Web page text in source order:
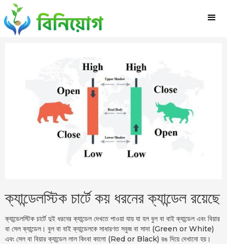
ক্যান্ডেলস্টিক চার্টে কয় ধরনের ক্যান্ডেল রয়েছে
ক্যান্ডেলস্টিক চার্টে দুই ধরনের ক্যান্ডেল দেখতে পাওয়া যায় যা হল বুল বা বাই ক্যান্ডেল এবং বিয়ার
বা সেল ক্যান্ডেল। বুল বা বাই ক্যান্ডেলকে সাধারণত সবুজ বা সাদা (Green or White)
এবং সেল বা বিয়ার ক্যান্ডেল লাল কিংবা কালো (Red or Black) রঙ দিয়ে দেখানো হয়।